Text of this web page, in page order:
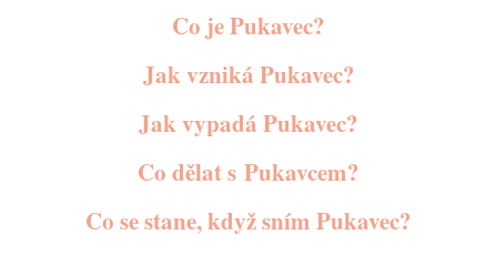
Co je Pukavec?
Jak vzniká Pukavec?
Jak vypadá Pukavec?
Co dělat s Pukavcem?
Co se stane, když sním Pukavec?